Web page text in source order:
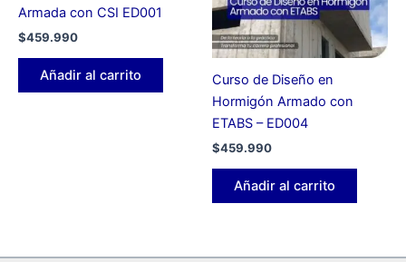
Armada con CSI ED001
$459.990
Añadir al carrito
Curso de Diseño en
Hormigón Armado con
ETABS – ED004
$459.990
Añadir al carrito